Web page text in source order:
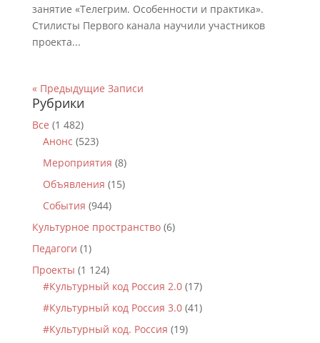
занятие «Телегрим. Особенности и практика».
Стилисты Первого канала научили участников
проекта...
« Предыдущие Записи
Рубрики
Все (1 482)
Анонс (523)
Мероприятия (8)
Объявления (15)
События (944)
Культурное пространство(6)
Педагоги (1)
Проекты (1 124)
#Культурный код Россия 2.0(17)
#Культурный код Россия 3.0(41)
#Культурный код. Россия (19)